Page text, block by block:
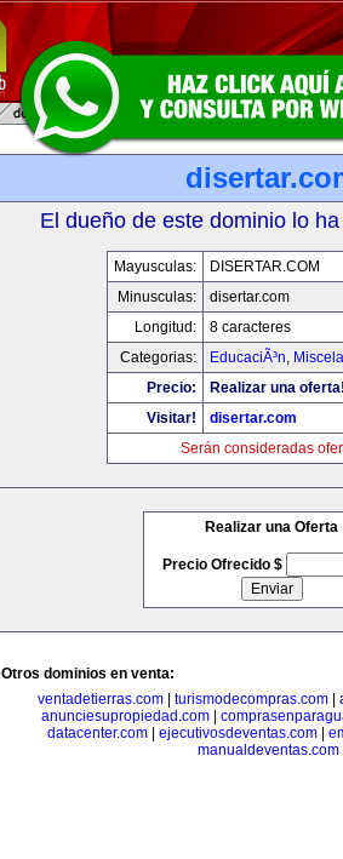
El dueño de este dominio lo
Mayusculas:
DISERTAR.COM
Minusculas:
disertar.com
Longitud:
8 caracteres
Categorias:
EducaciÃ³n,
Precio:
Realizar una
Visitar!
disertar.com
Serán consideradas
Realizar una Oferta
Precio Ofrecido $
Otros dominios en venta:
ventadetierras.com
turismodecompras.com
anunciesupropiedad.com|
datacenter.com
ejecutivosdeventas.com
manualdeventas.com